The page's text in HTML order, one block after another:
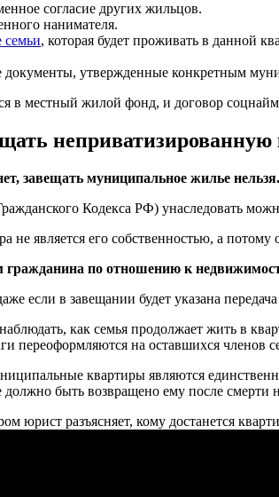
согласие других жильцов.
нанимателя.
семьи, которая будет проживать в данной
документы, утвержденные конкретным
в местный жилой фонд, и договор
неприватизированную
завещать муниципальное жилье нельзя.
Кодекса РФ) унаследовать
не является его собственностью, а
по отношению к
если в завещании будет указана
как семья продолжает жить в
переоформляются на оставшихся членов
квартиры являются
должно быть возвращено ему после
юрист разъясняет, кому достанется